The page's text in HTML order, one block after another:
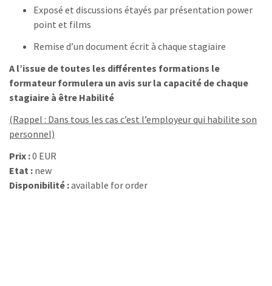
Exposé et discussions étayés par présentation power
point et films
Remise d’un document écrit à chaque stagiaire
A l’issue de toutes les différentes formations le
formateur formulera un avis sur la capacité de chaque
stagiaire à être Habilité
(Rappel : Dans tous les cas c’est l’employeur qui habilite son
personnel)
Prix :0 EUR
Etat : new
Disponibilité :available for order